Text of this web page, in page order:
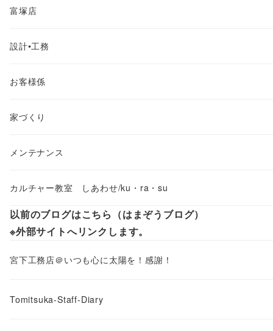
富塚店
設計•工務
お客様係
家づくり
メンテナンス
カルチャー教室 しあわせ/ku・ra・su
以前のブログはこちら（はまぞうブログ）
※外部サイトへリンクします。
宮下工務店＠いつも心に太陽を！感謝！
Tomitsuka-Staff-Diary